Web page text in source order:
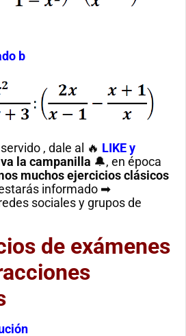
b
, dale al 🔥 LIKE y
la campanilla 🔔, en época
muchos ejercicios clásicos
informado ➡
sociales y grupos de
de exámenes